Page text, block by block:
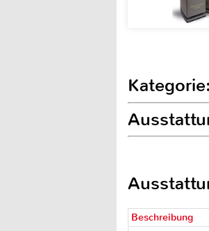
Beschreibung